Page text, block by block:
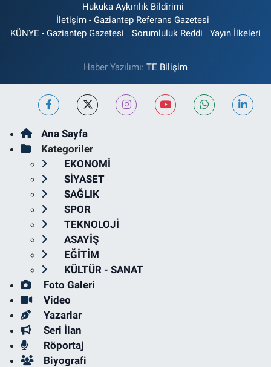
Hukuka Aykırılık Bildirimi
İletişim - Gaziantep Referans Gazetesi
KÜNYE - Gaziantep Gazetesi
Sorumluluk Reddi Yayın İlkeleri
Haber Yazılımı: TE Bilişim
Ana Sayfa
Kategoriler
EKONOMİ
SİYASET
SAĞLIK
SPOR
TEKNOLOJİ
ASAYİŞ
EĞİTİM
KÜLTÜR - SANAT
Foto Galeri
Video
Yazarlar
Seri İlan
Röportaj
Biyografi